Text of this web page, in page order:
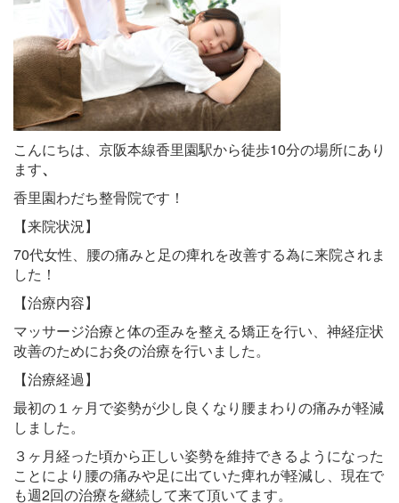
こんにちは、京阪本線香里園駅から徒歩10分の場所にあり
ます、
香里園わだち整骨院です！
【来院状況】
70代女性、腰の痛みと足の痺れを改善する為に来院されま
した！
【治療内容】
マッサージ治療と体の歪みを整える矯正を行い、神経症状
改善のためにお灸の治療を行いました。
【治療経過】
最初の１ヶ月で姿勢が少し良くなり腰まわりの痛みが軽減
しました。
３ヶ月経った頃から正しい姿勢を維持できるようになった
ことにより腰の痛みや足に出ていた痺れが軽減し、現在で
も週2回の治療を継続して来て頂いてます。